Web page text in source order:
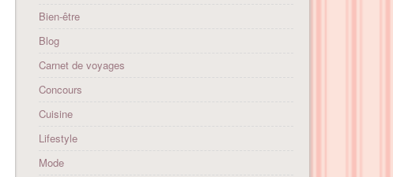
Bien-être
Blog
Carnet de voyages
Concours
Cuisine
Lifestyle
Mode